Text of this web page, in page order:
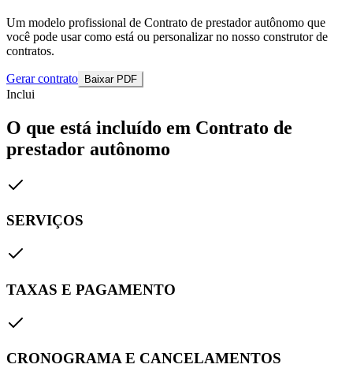
Um modelo profissional de Contrato de prestador autônomo que
você pode usar como está ou personalizar no nosso construtor de
contratos.
Gerar contrato Baixar PDF
Inclui
O que está incluído em Contrato de
prestador autônomo
SERVIÇOS
TAXAS E PAGAMENTO
CRONOGRAMA E CANCELAMENTOS